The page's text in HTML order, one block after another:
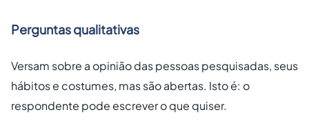
Perguntas qualitativas
Versam sobre a opinião das pessoas pesquisadas, seus
hábitos e costumes, mas são abertas. Isto é: o
respondente pode escrever o que quiser.